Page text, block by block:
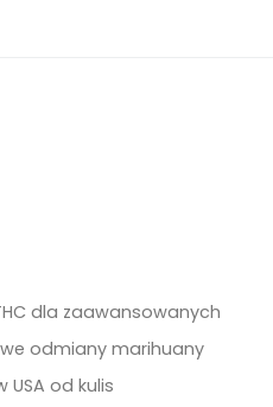
dla zaawansowanych
odmiany marihuany
USA od kulis